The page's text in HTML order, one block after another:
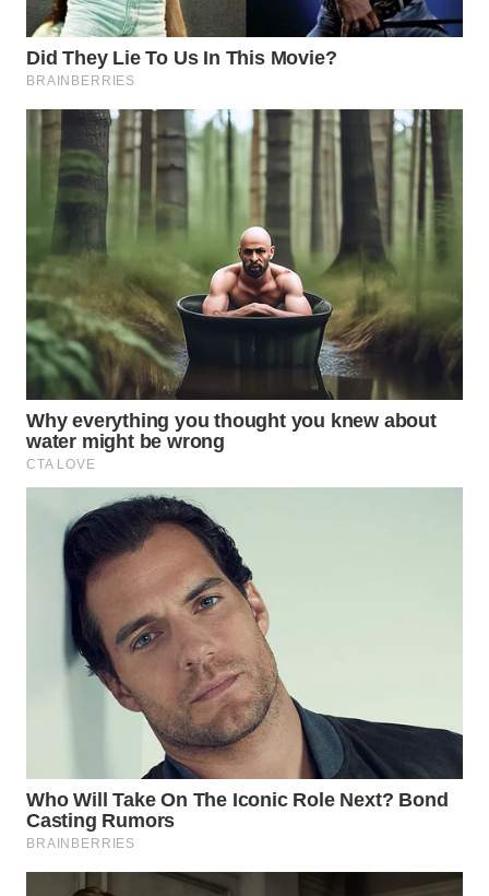
OTOMOTIF
WAHANA
WAHANA
DESA
WISATA
LAPAK
WAHANA
Wahana
Network
KONSUMEN
LISTRIK
MASYARAKAT
KELISTRIKAN
WALINKI
MAWAKA
PLN
WATCH